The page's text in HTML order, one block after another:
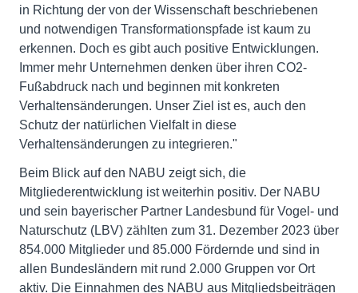
in Richtung der von der Wissenschaft beschriebenen
und notwendigen Transformationspfade ist kaum zu
erkennen. Doch es gibt auch positive Entwicklungen.
Immer mehr Unternehmen denken über ihren CO2-
Fußabdruck nach und beginnen mit konkreten
Verhaltensänderungen. Unser Ziel ist es, auch den
Schutz der natürlichen Vielfalt in diese
Verhaltensänderungen zu integrieren."
Beim Blick auf den NABU zeigt sich, die
Mitgliederentwicklung ist weiterhin positiv. Der NABU
und sein bayerischer Partner Landesbund für Vogel- und
Naturschutz (LBV) zählten zum 31. Dezember 2023 über
854.000 Mitglieder und 85.000 Fördernde und sind in
allen Bundesländern mit rund 2.000 Gruppen vor Ort
aktiv. Die Einnahmen des NABU aus Mitgliedsbeiträgen